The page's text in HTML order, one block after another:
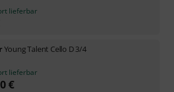
lieferbar
Young Talent Cello D 3/4
lieferbar
€